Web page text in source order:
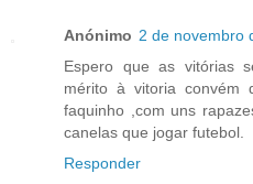
Anónimo 2 de novembro
Espero que as vitórias
mérito à vitoria convém
faquinho ,com uns
canelas que jogar futebol.
Responder